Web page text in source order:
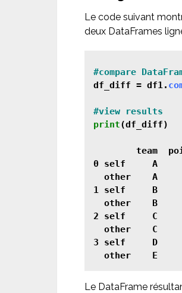
Le code suivant
deux DataFrames
df_diff = df1.
print(df_diff)
team
0 self     A
other    A
1 self     B
other    B
2 self     C
other    C
3 self     D
other    E
Le DataFrame